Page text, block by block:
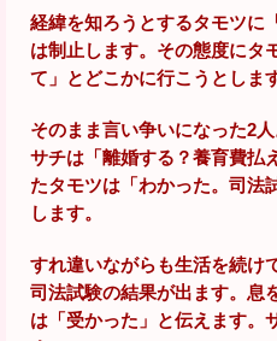
経緯を知ろうとするタモツに
は制止します。その態度にタ
て」とどこかに行こうとしま
そのまま言い争いになった2
サチは「離婚する？養育費払
たタモツは「わかった。司法
します。
すれ違いながらも生活を続け
司法試験の結果が出ます。息
は「受かった」と伝えます。